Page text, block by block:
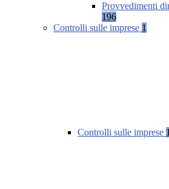
Provvedimenti
196
Controlli sulle imprese 1
Controlli sulle imprese 1